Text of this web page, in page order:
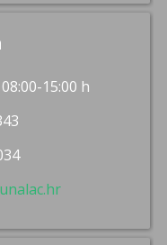
15:00 h